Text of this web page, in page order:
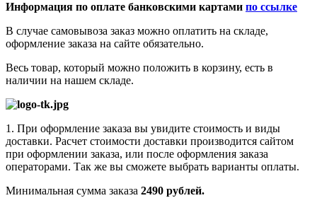
Информация по оплате банковскими картами по ссылке
В случае самовывоза заказ можно оплатить на складе,
оформление заказа на сайте обязательно.
Весь товар, который можно положить в корзину, есть в
наличии на нашем складе.
1. При оформление заказа вы увидите стоимость и виды
доставки. Расчет стоимости доставки производится сайтом
при оформлении заказа, или после оформления заказа
операторами. Так же вы сможете выбрать варианты оплаты.
Минимальная сумма заказа 2490 рублей.